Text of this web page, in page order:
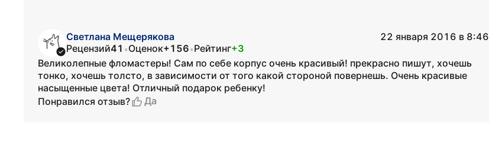
Светлана Мещерякова
22 января 2016 в 8:46
Рецензий41 •Оценок+156•Рейтинг+3
Великолепные фломастеры! Сам по себе корпус очень красивый! прекрасно пишут, хочешь
тонко, хочешь толсто, в зависимости от того какой стороной повернешь. Очень красивые
насыщенные цвета! Отличный подарок ребенку!
Понравился отзыв?
Да